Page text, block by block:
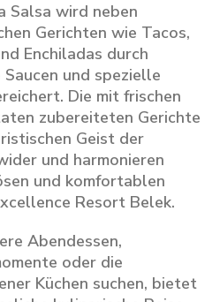
Salsa wird neben
Gerichten wie Tacos,
Enchiladas durch
und spezielle
Die mit frischen
zubereiteten Gerichte
Geist der
und harmonieren
und komfortablen
Resort Belek.
Abendessen,
oder die
Küchen suchen, bietet